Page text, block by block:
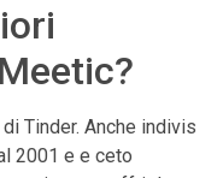
Tinder. Anche indivis
2001 e e ceto